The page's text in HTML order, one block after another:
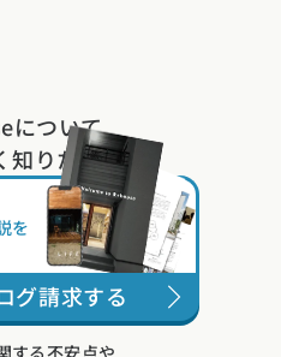
について
りたい方は
を
グ請求する
する不安点や